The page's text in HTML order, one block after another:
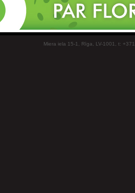
Miera iela 15-1, Rīga, LV-1001, t: